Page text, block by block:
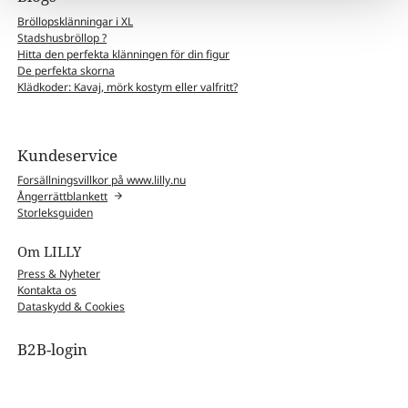
Bröllopsklänningar i XL
Stadshusbröllop ?
Hitta den perfekta klänningen för din figur
De perfekta skorna
Klädkoder: Kavaj, mörk kostym eller valfritt?
Kundeservice
Forsällningsvillkor på www.lilly.nu
Ångerrättblankett
Storleksguiden
Om LILLY
Press & Nyheter
Kontakta os
Dataskydd & Cookies
B2B-login